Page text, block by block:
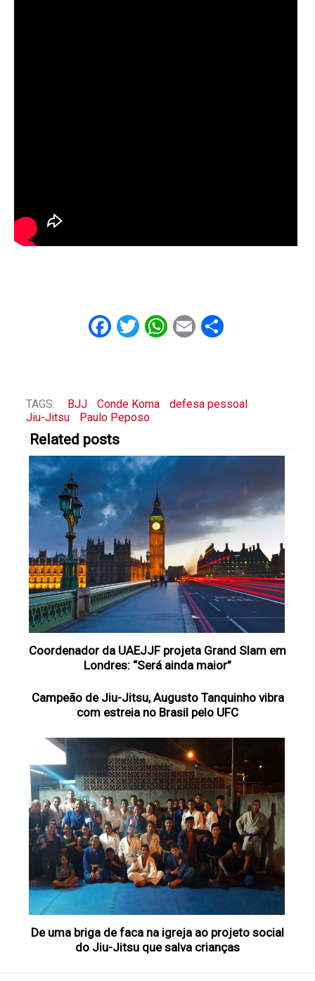
Facebook
Twitter
WhatsApp
EmailShare
TAGS: BJJ Conde Koma
defesa pessoal
Jiu-Jitsu
Paulo Peposo
Related posts
Coordenador da UAEJJF projeta Grand Slam em
Londres: “Será ainda maior”
Campeão de Jiu-Jitsu, Augusto Tanquinho vibra
com estreia no Brasil pelo UFC
De uma briga de faca na igreja ao projeto social
do Jiu-Jitsu que salva crianças